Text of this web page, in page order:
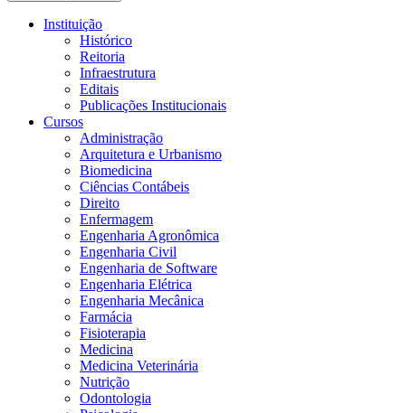
Instituição
Histórico
Reitoria
Infraestrutura
Editais
Publicações Institucionais
Cursos
Administração
Arquitetura e Urbanismo
Biomedicina
Ciências Contábeis
Direito
Enfermagem
Engenharia Agronômica
Engenharia Civil
Engenharia de Software
Engenharia Elétrica
Engenharia Mecânica
Farmácia
Fisioterapia
Medicina
Medicina Veterinária
Nutrição
Odontologia